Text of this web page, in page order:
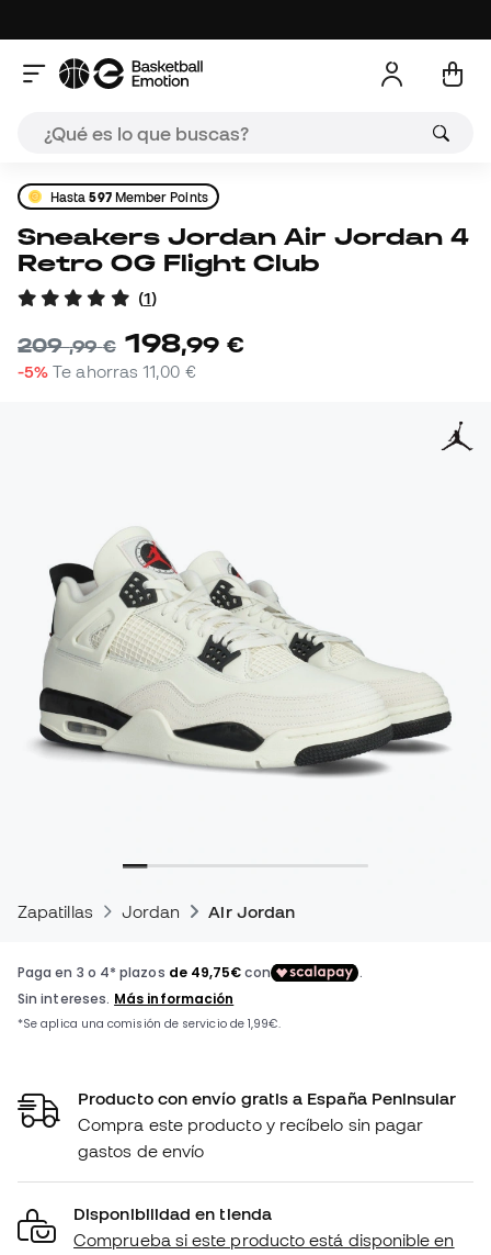
Hasta597Member Points
Sneakers Jordan Air Jordan 4
Retro OG Flight Club
(1)
209,99 € 198,99 €
-5% Te ahorras11,00 €
Zapatillas Jordan Air Jordan
Producto con envío gratis a España Peninsular
Compra este producto y recíbelo sin pagar
gastos de envío
Disponibilidad en tienda
Comprueba si este producto está disponible en